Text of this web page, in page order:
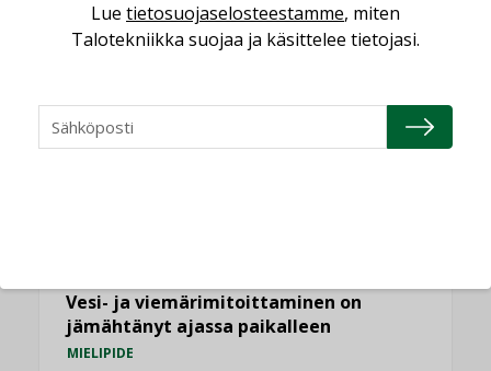
Sähköistäminen säästää euroja
Yli miljoona kotia on vailla toimivaa
ilmanvaihtoa
Vesi- ja viemärimitoittaminen on
jämähtänyt ajassa paikalleen
MIELIPIDE
Lue tietosuojaselosteestamme, miten
Talotekniikka suojaa ja käsittelee tietojasi.